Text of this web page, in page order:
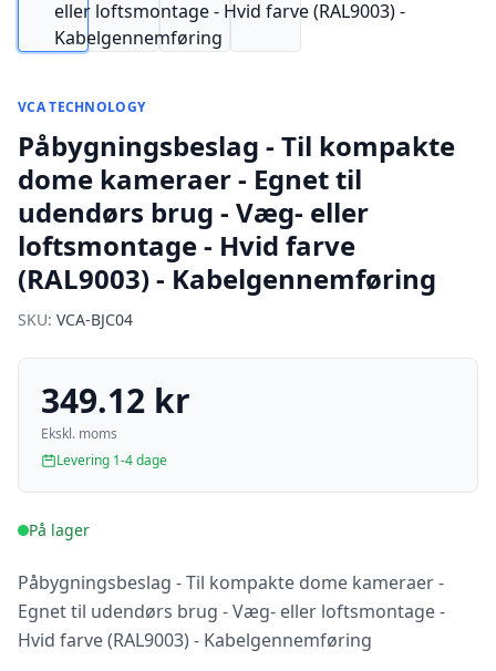
VCA TECHNOLOGY
Påbygningsbeslag - Til kompakte
dome kameraer - Egnet til
udendørs brug - Væg- eller
loftsmontage - Hvid farve
(RAL9003) - Kabelgennemføring
SKU: VCA-BJC04
349.12 kr
Ekskl. moms
Levering 1-4 dage
På lager
Påbygningsbeslag - Til kompakte dome kameraer -
Egnet til udendørs brug - Væg- eller loftsmontage -
Hvid farve (RAL9003) - Kabelgennemføring